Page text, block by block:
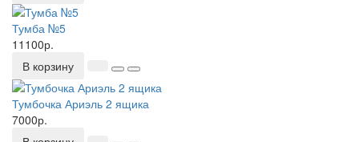
Тумба №5
11100р.
В корзину
Тумбочка Ариэль 2 ящика
7000р.